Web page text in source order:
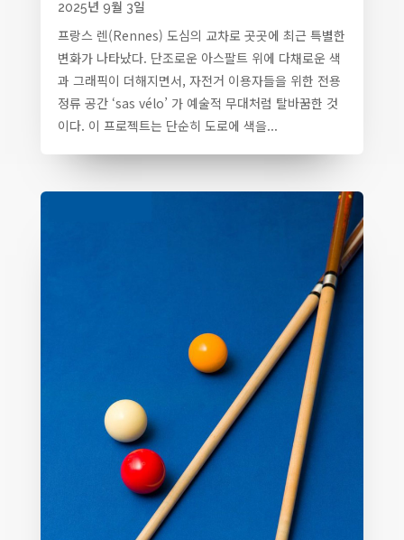
2025년 9월 3일
프랑스 렌(Rennes) 도심의 교차로 곳곳에 최근 특별한
변화가 나타났다. 단조로운 아스팔트 위에 다채로운 색
과 그래픽이 더해지면서, 자전거 이용자들을 위한 전용
정류 공간 ‘sas vélo’ 가 예술적 무대처럼 탈바꿈한 것
이다. 이 프로젝트는 단순히 도로에 색을...